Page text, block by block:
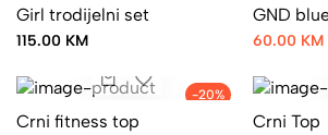
Girl trodijelni set
115.00 KM
GND
60.00 KM
-20%
Crni fitness top Crni Top